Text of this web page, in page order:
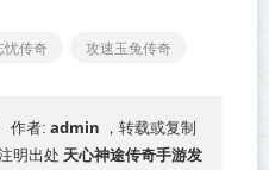
忧传奇 攻速玉兔传奇
作者: admin ，转载或复制
明出处 天心神途传奇手游发